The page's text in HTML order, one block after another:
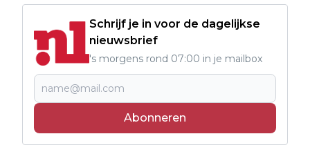
Schrijf je in voor de dagelijkse
nieuwsbrief
's morgens rond 07:00 in je mailbox
Abonneren